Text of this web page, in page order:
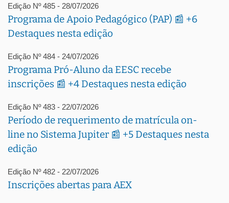
Edição Nº 485 - 28/07/2026
Programa de Apoio Pedagógico (PAP) 📰 +6
Destaques nesta edição
Edição Nº 484 - 24/07/2026
Programa Pró-Aluno da EESC recebe
inscrições 📰 +4 Destaques nesta edição
Edição Nº 483 - 22/07/2026
Período de requerimento de matrícula on-
line no Sistema Jupiter 📰 +5 Destaques nesta
edição
Edição Nº 482 - 22/07/2026
Inscrições abertas para AEX